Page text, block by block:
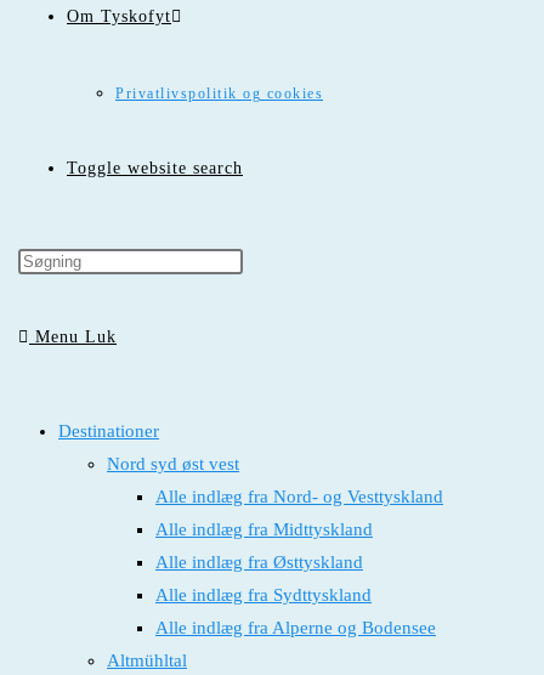
Om Tyskofyt
Privatlivspolitik og cookies
Toggle website search
Menu Luk
Destinationer
Nord syd øst vest
Alle indlæg fra Nord- og Vesttyskland
Alle indlæg fra Midttyskland
Alle indlæg fra Østtyskland
Alle indlæg fra Sydttyskland
Alle indlæg fra Alperne og Bodensee
Altmühltal